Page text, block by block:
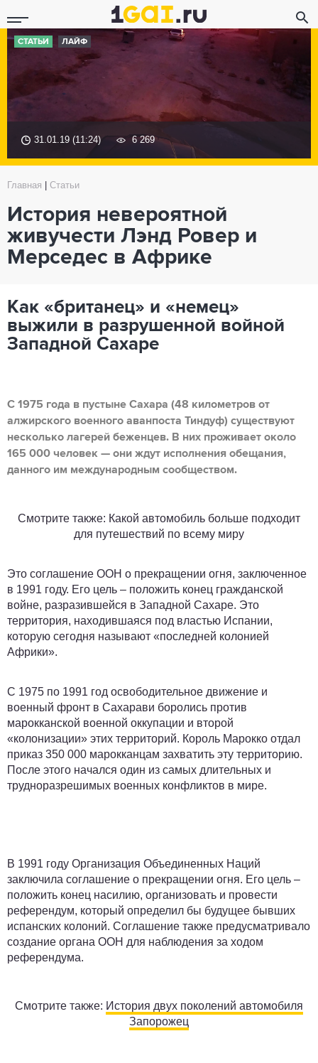
СТАТЬИ ЛАЙФ
31.01.19 (11:24) 6 269
Главная Статьи
История невероятной
живучести Лэнд Ровер и
Мерседес в Африке
Как «британец» и «немец»
выжили в разрушенной войной
Западной Сахаре
С 1975 года в пустыне Сахара (48 километров от
алжирского военного аванпоста Тиндуф) существуют
несколько лагерей беженцев. В них проживает около
165 000 человек — они ждут исполнения обещания,
данного им международным сообществом.
Смотрите также: Какой автомобиль больше подходит
для путешествий по всему миру
Это соглашение ООН о прекращении огня, заключенное
в 1991 году. Его цель – положить конец гражданской
войне, разразившейся в Западной Сахаре. Это
территория, находившаяся под властью Испании,
которую сегодня называют «последней колонией
Африки».
С 1975 по 1991 год освободительное движение и
военный фронт в Сахарави боролись против
марокканской военной оккупации и второй
«колонизации» этих территорий. Король Марокко отдал
приказ 350 000 марокканцам захватить эту территорию.
После этого начался один из самых длительных и
трудноразрешимых военных конфликтов в мире.
В 1991 году Организация Объединенных Наций
заключила соглашение о прекращении огня. Его цель –
положить конец насилию, организовать и провести
референдум, который определил бы будущее бывших
испанских колоний. Соглашение также предусматривало
создание органа ООН для наблюдения за ходом
референдума.
Смотрите также: История двух поколений автомобиля
Запорожец